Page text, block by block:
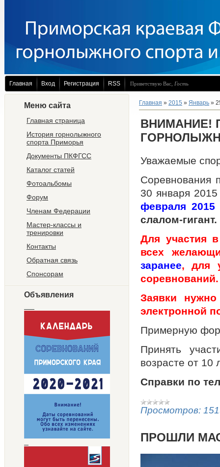
Главная Вход Регистрация RSS Приветствую Вас Гость
Меню сайта
Главная страница
История горнолыжного
спорта Приморья
Документы ПКФГСС
Каталог статей
Фотоальбомы
Форум
Членам Федерации
Мастер-классы и
тренировки
Контакты
Обратная связь
Спонсорам
Объявления
Главная » 2015 » Январь »
ВНИМАНИЕ!
Уважаемые
Соревнования
30 января
февраля 2015
слалом-гигант.
Для участия
всех
заранее, для
соревнований.
Заявки
электронной
Примерную
Принять
возрасте от 10
Справки по
Просмотров:
ПРОШЛИ